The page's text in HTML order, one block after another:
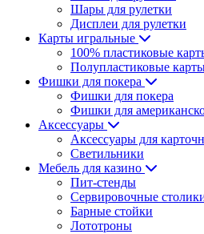
Шары для рулетки
Дисплеи для рулетки
Карты игральные
100% пластиковые
Полупластиковые
Фишки для покера
Фишки для покера
Фишки для
Аксессуары
Аксессуары для
Светильники
Мебель для казино
Пит-стенды
Сервировочные
Барные стойки
Лототроны